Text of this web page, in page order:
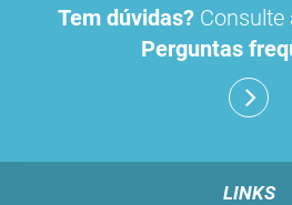
Tem dúvidas? Consulte
Perguntas
LINKS